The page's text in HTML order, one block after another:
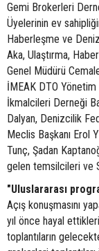
Gemi Brokerleri
Üyelerinin ev
Haberleşme ve
Aka, Ulaştırma,
Genel Müdürü
İMEAK DTO Yönetim
İkmalcileri Derneği
Dalyan, Denizcilik
Meclis Başkanı Erol
Tunç, Şadan
gelen temsilcileri ve
"Uluslararası
Açış konuşmasını
yıl önce hayal
toplantıların